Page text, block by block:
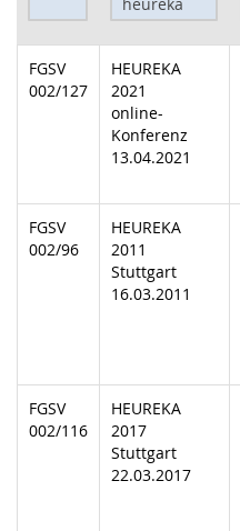
FGSV
002/127
HEUREKA
2021
online-
Konferenz
13.04.2021
FGSV
002/96
HEUREKA
2011
Stuttgart
16.03.2011
FGSV
002/116
HEUREKA
2017
Stuttgart
22.03.2017